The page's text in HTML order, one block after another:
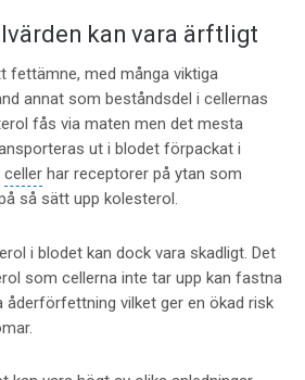
kan vara ärftligt
fettämne, med många viktiga
annat som beståndsdel i cellernas
fås via maten men det mesta
ut i blodet förpackat i
cellerhar receptorer på ytan som
så sätt upp kolesterol.
i blodet kan dock vara skadligt. Det
som cellerna inte tar upp kan fastna
åderförfettning vilket ger en ökad risk